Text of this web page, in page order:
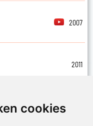
cookies
2007
2011
overdoen